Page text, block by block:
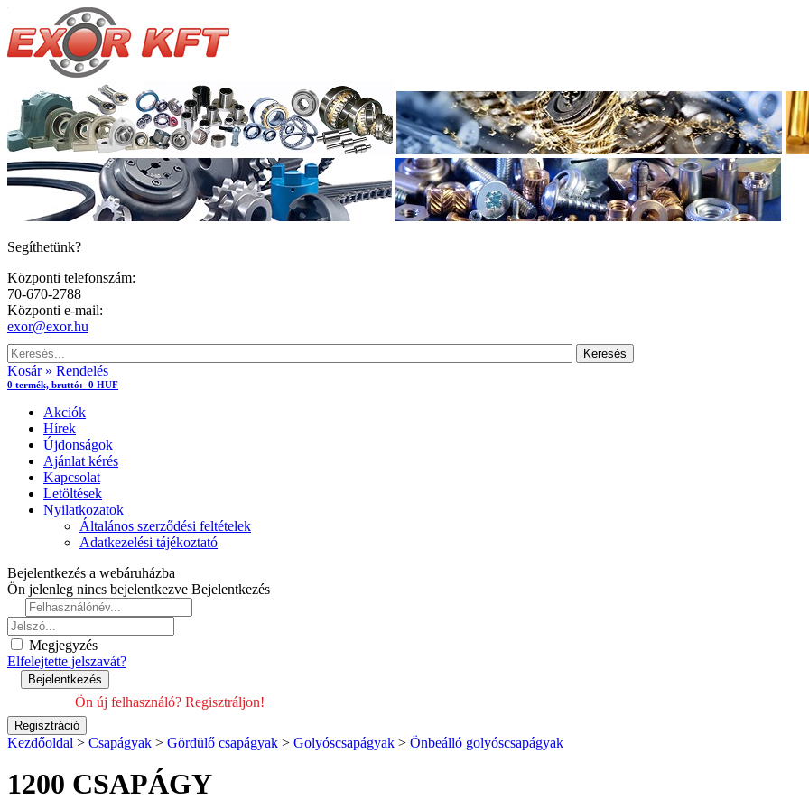
Segíthetünk?
Központi telefonszám:
70-670-2788
Központi e-mail:
exor@exor.hu
Kosár » Rendelés
0 termék, bruttó: 0 HUF
Akciók
Hírek
Újdonságok
Ajánlat kérés
Kapcsolat
Letöltések
Nyilatkozatok
Általános szerződési feltételek
Adatkezelési tájékoztató
Bejelentkezés a webáruházba
Ön jelenleg nincs bejelentkezve Bejelentkezés
Megjegyzés
Elfelejtette jelszavát?
Ön új felhasználó? Regisztráljon!
Kezdőoldal > Csapágyak > Gördülő csapágyak > Golyóscsapágyak > Önbeálló golyóscsapágyak
1200 CSAPÁGY